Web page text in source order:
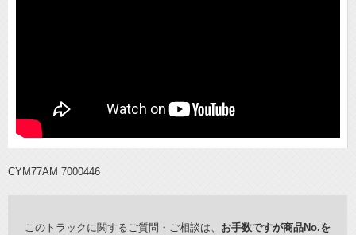
CYM77AM 7000446
このトラックに関するご質問・ご相談は、 お手数ですが商品No.を